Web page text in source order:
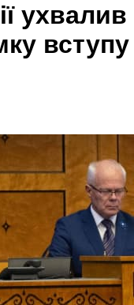
ухвалив
вступу